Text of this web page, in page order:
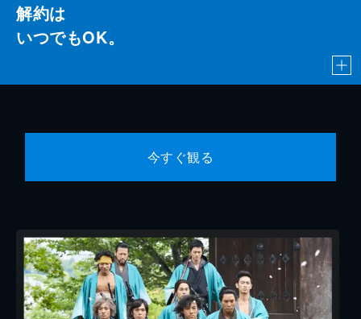
解約は
いつでもOK。
今すぐ観る